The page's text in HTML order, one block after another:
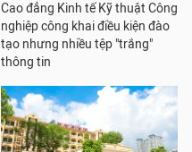
Cao đẳng Kinh tế Kỹ thuật Công
nghiệp công khai điều kiện đào
tạo nhưng nhiều tệp "trắng"
thông tin